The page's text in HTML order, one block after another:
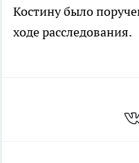
Костину было
ходе расследования.